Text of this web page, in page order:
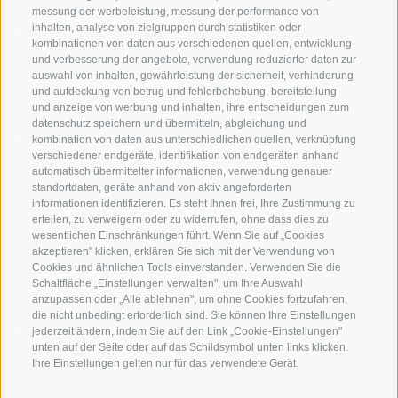
messung der werbeleistung, messung der performance von
inhalten, analyse von zielgruppen durch statistiken oder
kombinationen von daten aus verschiedenen quellen, entwicklung
und verbesserung der angebote, verwendung reduzierter daten zur
auswahl von inhalten, gewährleistung der sicherheit, verhinderung
und aufdeckung von betrug und fehlerbehebung, bereitstellung
und anzeige von werbung und inhalten, ihre entscheidungen zum
datenschutz speichern und übermitteln, abgleichung und
kombination von daten aus unterschiedlichen quellen, verknüpfung
verschiedener endgeräte, identifikation von endgeräten anhand
automatisch übermittelter informationen, verwendung genauer
standortdaten, geräte anhand von aktiv angeforderten
informationen identifizieren. Es steht Ihnen frei, Ihre Zustimmung zu
erteilen, zu verweigern oder zu widerrufen, ohne dass dies zu
wesentlichen Einschränkungen führt. Wenn Sie auf „Cookies
akzeptieren" klicken, erklären Sie sich mit der Verwendung von
Cookies und ähnlichen Tools einverstanden. Verwenden Sie die
Schaltfläche „Einstellungen verwalten", um Ihre Auswahl
anzupassen oder „Alle ablehnen", um ohne Cookies fortzufahren,
die nicht unbedingt erforderlich sind. Sie können Ihre Einstellungen
jederzeit ändern, indem Sie auf den Link „Cookie-Einstellungen"
unten auf der Seite oder auf das Schildsymbol unten links klicken.
Ihre Einstellungen gelten nur für das verwendete Gerät.
Expertise
Nachhaltigkeit
Produkte & Marken
Ethikkodex
Organisationsmodell
Whistleblowing
SOCIAL MEDIA
LinkedIn